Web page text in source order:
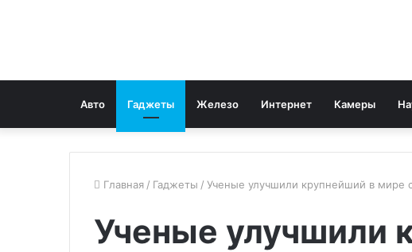
Авто Гаджеты Железо Интернет Камеры
Главная / Гаджеты / Ученые улучшили крупнейший в мире
Ученые улучшили